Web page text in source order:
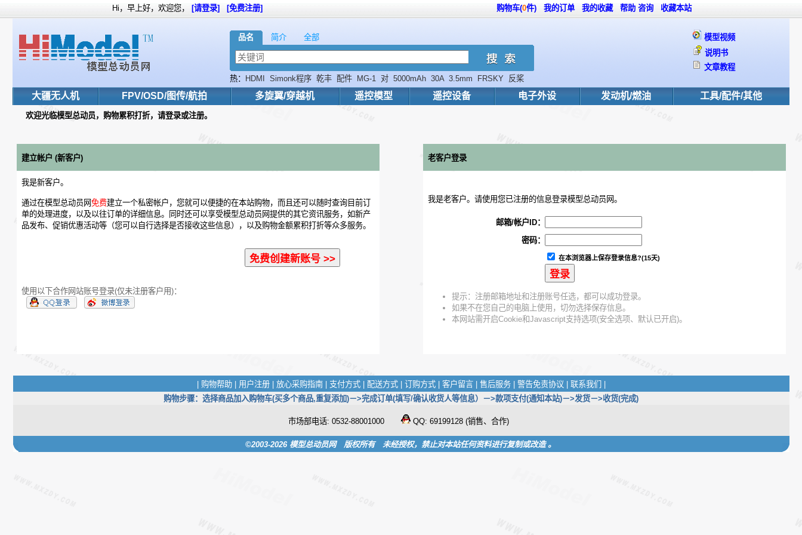
品名 简介 全部
热： HDMI Simonk程序 乾丰 配件 MG-1 对 5000mAh 30A 3.5mm FRSKY
反桨
Adv
模型视频
说明书
文章教程
大疆无人机 FPV/OSD/图传/航拍 多旋翼/穿越机 遥控模型 遥控设备 电子外设 发动机/燃油 工具/配件/其他
Hi，早上好，欢迎您， [请登录] [免费注册] 购物车(0件) 我的订单 我的收藏 帮助 咨询 收藏本站
欢迎光临模型总动员，购物累积打折，请登录或注册。
建立帐户 (新客户)
我是新客户。
通过在模型总动员网免费建立一个私密帐户，您就可以便捷的在本站购物，而且还可以随时查询目前订
单的处理进度，以及以往订单的详细信息。同时还可以享受模型总动员网提供的其它资讯服务，如新产
品发布、促销优惠活动等（您可以自行选择是否接收这些信息），以及购物金额累积打折等众多服务。
使用以下合作网站账号登录(仅未注册客户用)：
老客户登录
我是老客户。请使用您已注册的信息登录模型总动员网。
邮箱/帐户ID：
密码：
在本浏览器上保存登录信息?(15天)
提示：注册邮箱地址和注册账号任选，都可以成功登录。
如果不在您自己的电脑上使用，切勿选择保存信息。
本网站需开启Cookie和Javascript支持选项(安全选项、默认已开启)。
购物帮助| 用户注册| 放心采购指南| 支付方式| 配送方式| 订购方式| 客户留言| 售后服务| 警告免责协议 联系我们
购物步骤：选择商品加入购物车(买多个商品,重复添加)－>完成订单(填写/确认收货人等信息）－>款项支付(通知本站)－>发货－>收货(完成)
市场部电话: 0532-88001000 QQ: 69199128 (销售、合作)
©2003-2026 模型总动员网 版权所有 未经授权，禁止对本站任何资料进行复制或改造 。